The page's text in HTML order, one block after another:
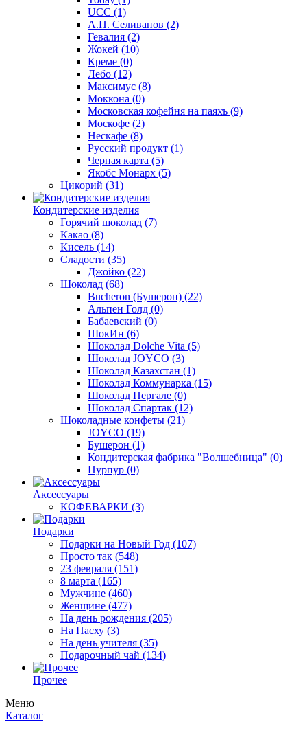
UCC (1)
А.П. Селиванов (2)
Гевалия (2)
Жокей (10)
Креме (0)
Лебо (12)
Максимус (8)
Моккона (0)
Московская кофейня на паяхъ (9)
Москофе (2)
Нескафе (8)
Русский продукт (1)
Черная карта (5)
Якобс Монарх (5)
Цикорий (31)
Кондитерские изделия
Горячий шоколад (7)
Какао (8)
Кисель (14)
Сладости (35)
Джойко (22)
Шоколад (68)
Bucheron (Бушерон) (22)
Альпен Голд (0)
Бабаевский (0)
ШокИн (6)
Шоколад Dolche Vita (5)
Шоколад JOYCO (3)
Шоколад Казахстан (1)
Шоколад Коммунарка (15)
Шоколад Пергале (0)
Шоколад Спартак (12)
Шоколадные конфеты (21)
JOYCO (19)
Бушерон (1)
Кондитерская фабрика "Волшебница" (0)
Пурпур (0)
Аксессуары
КОФЕВАРКИ (3)
Подарки
Подарки на Новый Год (107)
Просто так (548)
23 февраля (151)
8 марта (165)
Мужчине (460)
Женщине (477)
На день рождения (205)
На Пасху (3)
На день учителя (35)
Подарочный чай (134)
Прочее
Меню
Каталог